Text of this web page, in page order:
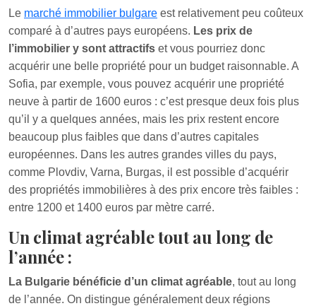
Le marché immobilier bulgare est relativement peu coûteux
comparé à d’autres pays européens. Les prix de
l’immobilier y sont attractifs et vous pourriez donc
acquérir une belle propriété pour un budget raisonnable. A
Sofia, par exemple, vous pouvez acquérir une propriété
neuve à partir de 1600 euros : c’est presque deux fois plus
qu’il y a quelques années, mais les prix restent encore
beaucoup plus faibles que dans d’autres capitales
européennes. Dans les autres grandes villes du pays,
comme Plovdiv, Varna, Burgas, il est possible d’acquérir
des propriétés immobilières à des prix encore très faibles :
entre 1200 et 1400 euros par mètre carré.
Un climat agréable tout au long de
l’année :
La Bulgarie bénéficie d’un climat agréable, tout au long
de l’année. On distingue généralement deux régions